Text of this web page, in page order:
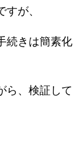
が、
続きは簡素化
ら、検証して